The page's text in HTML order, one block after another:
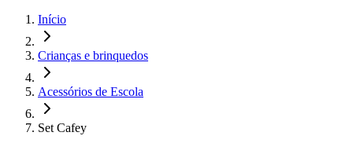
Início
Crianças e brinquedos
Acessórios de Escola
Set Cafey